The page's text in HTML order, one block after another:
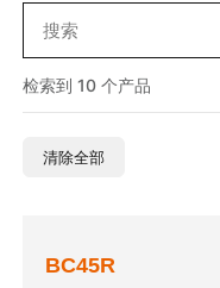
检索到 10 个产品
清除全部
BC45R